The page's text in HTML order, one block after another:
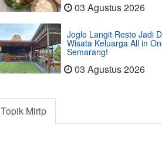
03 Agustus 2026
Joglo Langit Resto Jadi
Wisata Keluarga All in
Semarang!
03 Agustus 2026
Topik Mirip